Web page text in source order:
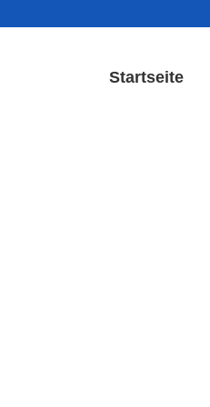
Startseite